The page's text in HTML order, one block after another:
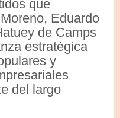
que
Eduardo
de Camps
estratégica
y
del largo